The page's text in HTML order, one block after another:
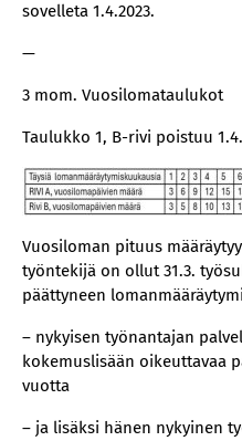
sovelleta 1.4.2023.
—
3 mom. Vuosilomataulukot
Taulukko 1, B-rivi poistuu
Vuosiloman pituus
työntekijä on ollut 31.3.
päättyneen
– nykyisen työnantajan
kokemuslisään oikeuttavaa
vuotta
– ja lisäksi hänen nykyinen